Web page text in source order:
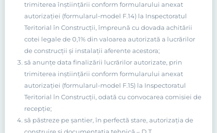
trimiterea înştiinţării conform formularului anexat
autorizaţiei (formularul-model F.14) la Inspectoratul
Teritorial în Construcţii, împreună cu dovada achitării
cotei legale de 0,1% din valoarea autorizată a lucrărilor
de construcţii şi instalaţii aferente acestora;
să anunţe data finalizării lucrărilor autorizate, prin
trimiterea inştiinţării conform formularului anexat
autorizaţiei (formularul-model F.15) la Inspectoratul
Teritorial în Construcţii, odată cu convocarea comisiei de
recepţie;
să păstreze pe şantier, în perfectă stare, autorizaţia de